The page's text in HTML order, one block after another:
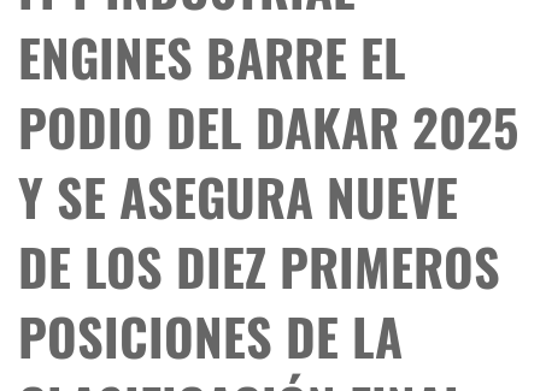
ENGINES BARRE EL
PODIO DEL DAKAR 2025
Y SE ASEGURA NUEVE
DE LOS DIEZ PRIMEROS
POSICIONES DE LA